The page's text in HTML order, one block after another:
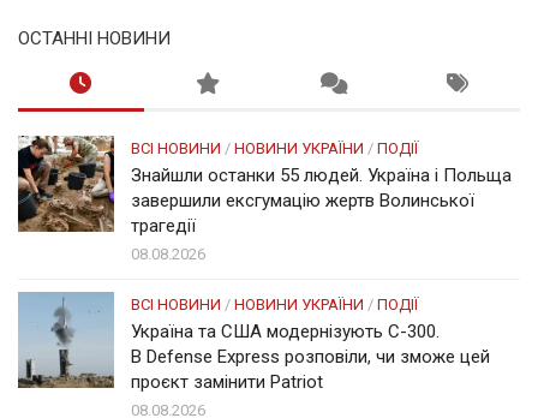
ОСТАННІ НОВИНИ
ВСІ НОВИНИ / НОВИНИ УКРАЇНИ / ПОДІЇ
Знайшли останки 55 людей. Україна і Польща
завершили ексгумацію жертв Волинської
трагедії
08.08.2026
ВСІ НОВИНИ / НОВИНИ УКРАЇНИ / ПОДІЇ
Україна та США модернізують С-300.
В Defense Express розповіли, чи зможе цей
проєкт замінити Patriot
08.08.2026